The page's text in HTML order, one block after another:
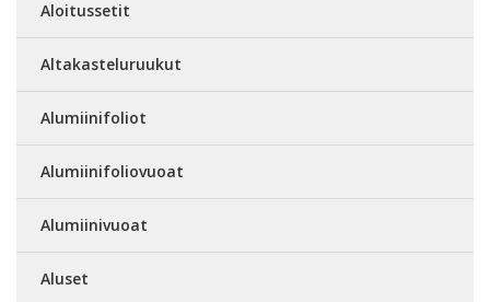
Aloitussetit
Altakasteluruukut
Alumiinifoliot
Alumiinifoliovuoat
Alumiinivuoat
Aluset